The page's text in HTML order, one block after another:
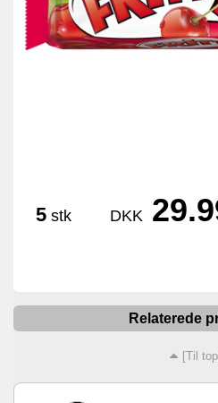
5 stk DKK
Relaterede
[Til